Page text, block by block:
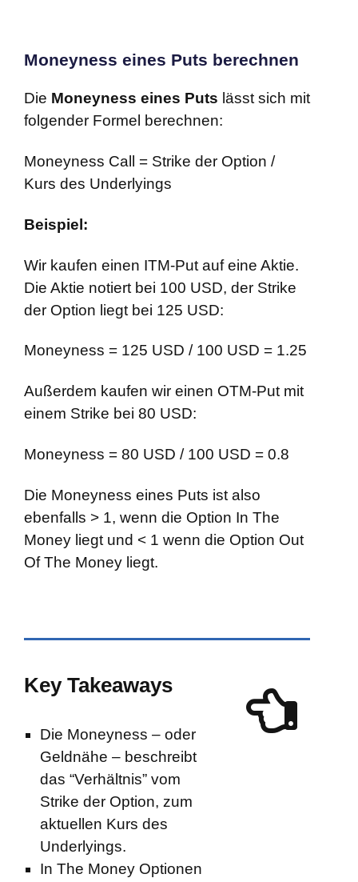
Moneyness eines Puts berechnen
Die Moneyness eines Puts lässt sich mit
folgender Formel berechnen:
Moneyness Call = Strike der Option /
Kurs des Underlyings
Beispiel:
Wir kaufen einen ITM-Put auf eine Aktie.
Die Aktie notiert bei 100 USD, der Strike
der Option liegt bei 125 USD:
Moneyness = 125 USD / 100 USD = 1.25
Außerdem kaufen wir einen OTM-Put mit
einem Strike bei 80 USD:
Moneyness = 80 USD / 100 USD = 0.8
Die Moneyness eines Puts ist also
ebenfalls > 1, wenn die Option In The
Money liegt und < 1 wenn die Option Out
Of The Money liegt.
Key Takeaways
Die Moneyness – oder
Geldnähe – beschreibt
das “Verhältnis” vom
Strike der Option, zum
aktuellen Kurs des
Underlyings.
In The Money Optionen